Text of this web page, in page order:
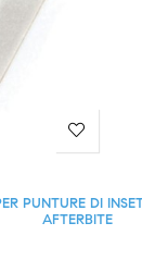
PUNTURE DI
AFTERBITE